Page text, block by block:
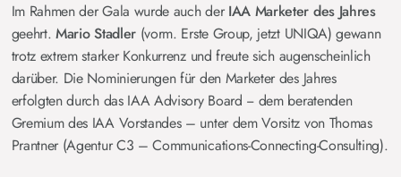
Im Rahmen der Gala wurde auch der IAA Marketer des Jahres
geehrt. Mario Stadler(vorm. Erste Group, jetzt UNIQA) gewann
trotz extrem starker Konkurrenz und freute sich augenscheinlich
darüber. Die Nominierungen für den Marketer des Jahres
erfolgten durch das IAA Advisory Board − dem beratenden
Gremium des IAA Vorstandes – unter dem Vorsitz von Thomas
Prantner (Agentur C3 – Communications-Connecting-Consulting).